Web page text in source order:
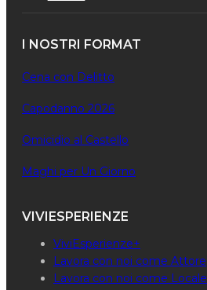
I NOSTRI FORMAT
Cena con Delitto
Capodanno 2026
Omicidio al Castello
Maghi per Un Giorno
VIVIESPERIENZE
ViviEsperienze+
Lavora con noi come Attore
Lavora con noi come Locale